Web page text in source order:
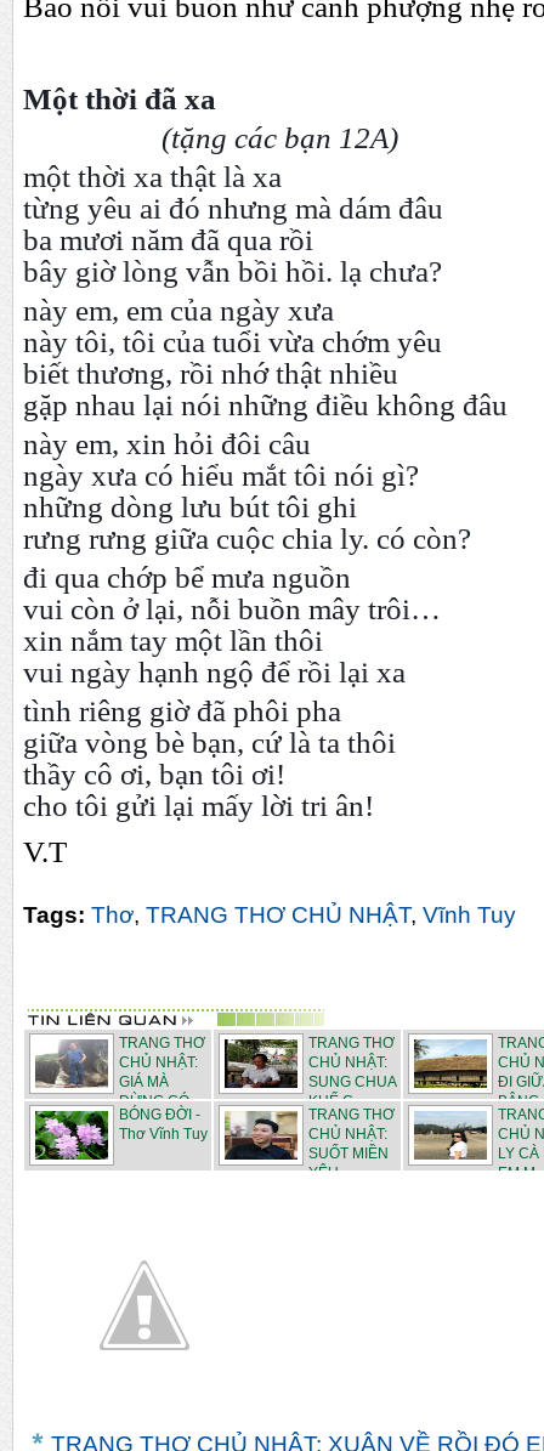
Một thời đã xa
(tặng các bạn 12A)
một thời xa thật là xa
từng yêu ai đó nhưng mà dám đâu
ba mươi năm đã qua rồi
bây giờ lòng vẫn bồi hồi. lạ chưa?
này em, em của ngày xưa
này tôi, tôi của tuổi vừa chớm yêu
biết thương, rồi nhớ thật nhiều
gặp nhau lại nói những điều không đâu
này em, xin hỏi đôi câu
ngày xưa có hiểu mắt tôi nói gì?
những dòng lưu bút tôi ghi
rưng rưng giữa cuộc chia ly. có còn?
đi qua chớp bể mưa nguồn
vui còn ở lại, nỗi buồn mây trôi…
xin nắm tay một lần thôi
vui ngày hạnh ngộ để rồi lại xa
tình riêng giờ đã phôi pha
giữa vòng bè bạn, cứ là ta thôi
thầy cô ơi, bạn tôi ơi!
cho tôi gửi lại mấy lời tri ân!
V.T
Tags: Thơ, TRANG THƠ CHỦ NHẬT, Vĩnh Tuy
TRANG THƠ
CHỦ NHẬT:
GIÁ MÀ
ĐỪNG CÓ ...
TRANG THƠ
CHỦ NHẬT:
SUNG CHUA
KHẾ C...
CHỦ
ĐI
BÂNG
BÓNG ĐỜI -
Thơ Vĩnh Tuy
TRANG THƠ
CHỦ NHẬT:
SUỐT MIỀN
YÊU -...
CHỦ
LY CÀ
EM
TRANG THƠ CHỦ NHẬT: XUÂN VỀ RỒI ĐÓ